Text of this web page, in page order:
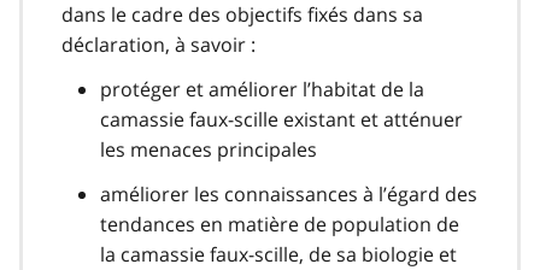
dans le cadre des objectifs fixés dans sa
déclaration, à savoir :
protéger et améliorer l’habitat de la
camassie faux-scille existant et atténuer
les menaces principales
améliorer les connaissances à l’égard des
tendances en matière de population de
la camassie faux-scille, de sa biologie et